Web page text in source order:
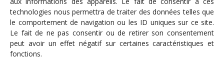
technologies nous permettra de traiter des données telles que
le comportement de navigation ou les ID uniques sur ce site.
Le fait de ne pas consentir ou de retirer son consentement
peut avoir un effet négatif sur certaines caractéristiques et
fonctions.
Radio Judaica Strasbourg
Tous droits réservés
RADIO JUDAÏCA
ÉMISSIONS ET GRILLE DES PROGRAMMES